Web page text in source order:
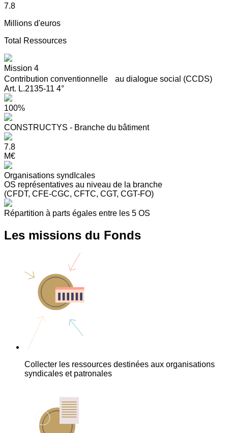
7.8
Millions d'euros
Total Ressources
Mission 4
Contribution conventionnelle au dialogue social (CCDS)
Art. L.2135-11 4°
100%
CONSTRUCTYS - Branche du bâtiment
7.8
M€
Organisations syndIcales
OS représentatives au niveau de la branche
(CFDT, CFE-CGC, CFTC, CGT, CGT-FO)
Répartition à parts égales entre les 5 OS
Les missions du Fonds
Collecter les ressources destinées aux organisations
syndicales et patronales